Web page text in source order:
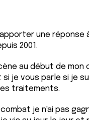
une réponse
2001.
au début de mon
si je vous parle si je
traitements.
je n'ai pas